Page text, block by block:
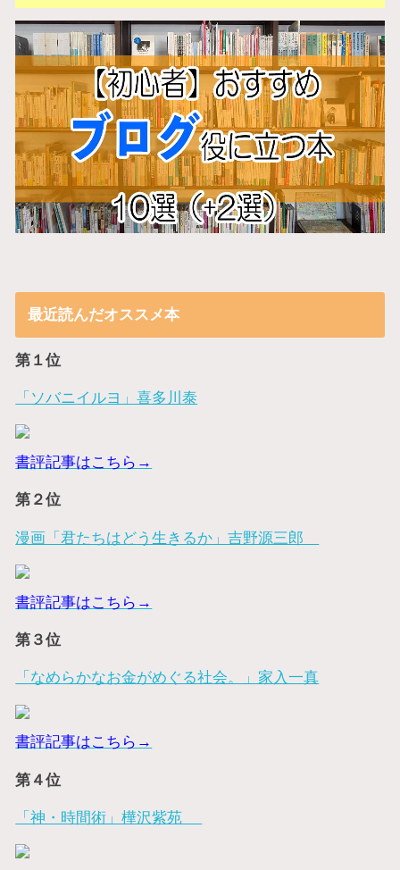
最近読んだオススメ本
第１位
「ソバニイルヨ」喜多川泰
書評記事はこちら→
第２位
漫画「君たちはどう生きるか」吉野源三郎
書評記事はこちら→
第３位
「なめらかなお金がめぐる社会。」家入一真
書評記事はこちら→
第４位
「神・時間術」樺沢紫苑